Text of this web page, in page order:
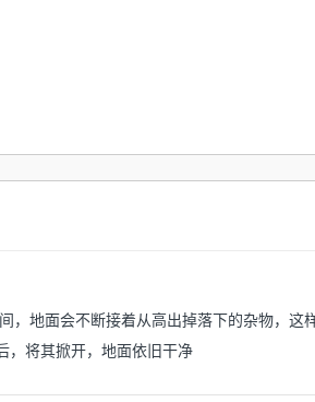
，地面会不断接着从高出掉落下的杂物，这
，将其掀开，地面依旧干净